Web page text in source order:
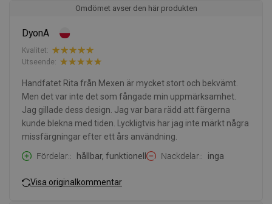
Omdömet avser den här produkten
DyonA
Kvalitet:
Utseende:
Handfatet Rita från Mexen är mycket stort och bekvämt.
Men det var inte det som fångade min uppmärksamhet.
Jag gillade dess design. Jag var bara rädd att färgerna
kunde blekna med tiden. Lyckligtvis har jag inte märkt några
missfärgningar efter ett års användning.
Fördelar:
hållbar, funktionell Nackdelar: inga
Visa originalkommentar